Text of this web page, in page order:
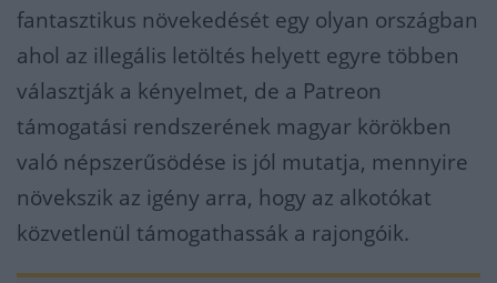
fantasztikus növekedését egy olyan országban
ahol az illegális letöltés helyett egyre többen
választják a kényelmet, de a Patreon
támogatási rendszerének magyar körökben
való népszerűsödése is jól mutatja, mennyire
növekszik az igény arra, hogy az alkotókat
közvetlenül támogathassák a rajongóik.